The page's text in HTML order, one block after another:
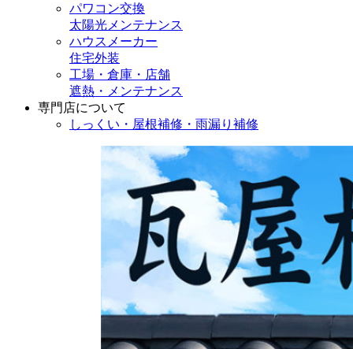
パワコン交換
太陽光メンテナンス
ハウスメーカー
住宅外装
工場・倉庫・店舗
遮熱・メンテナンス
専門店について
しっくい・屋根補修・雨漏り補修